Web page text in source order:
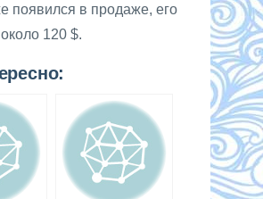
появился в продаже, его
120 $.